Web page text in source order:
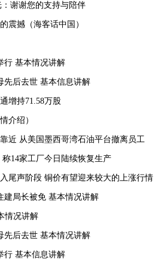
谢谢您的支持与陪伴
震撼（海客话中国）
行 基本情况讲解
先后去世 基本信息讲解
增持71.58万股
介绍）
近 从美国墨西哥湾石油平台撤离员工
14家工厂今日陆续恢复生产
尾声阶段 铜价有望迎来较大的上涨行情
建局长被免 基本情况讲解
情况讲解
先后去世 基本情况讲解
行 基本信息讲解